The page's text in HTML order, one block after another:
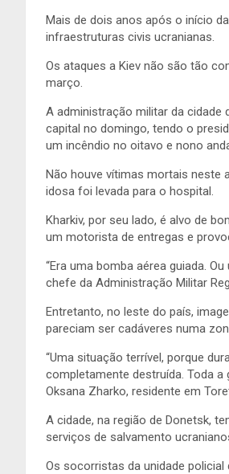
Mais de dois anos após o início
infraestruturas civis ucranianas.
Os ataques a Kiev não são tão
março.
A administração militar da cidade
capital no domingo, tendo o
um incêndio no oitavo e nono
Não houve vítimas mortais neste
idosa foi levada para o hospital.
Kharkiv, por seu lado, é alvo de
um motorista de entregas e
“Era uma bomba aérea guiada.
chefe da Administração Militar
Entretanto, no leste do país,
pareciam ser cadáveres numa
“Uma situação terrível, porque
completamente destruída. Toda
Oksana Zharko, residente em
A cidade, na região de Donetsk,
serviços de salvamento
Os socorristas da unidade